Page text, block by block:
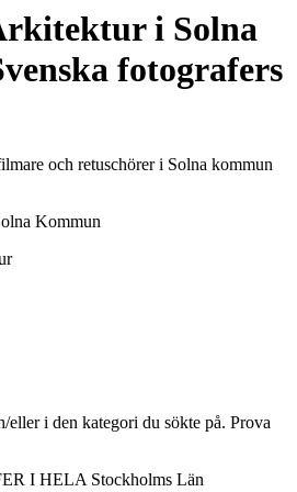
i Solna
fotografers
och retuschörer i Solna kommun
Kommun
eller i den kategori du sökte på. Prova
I HELA Stockholms Län